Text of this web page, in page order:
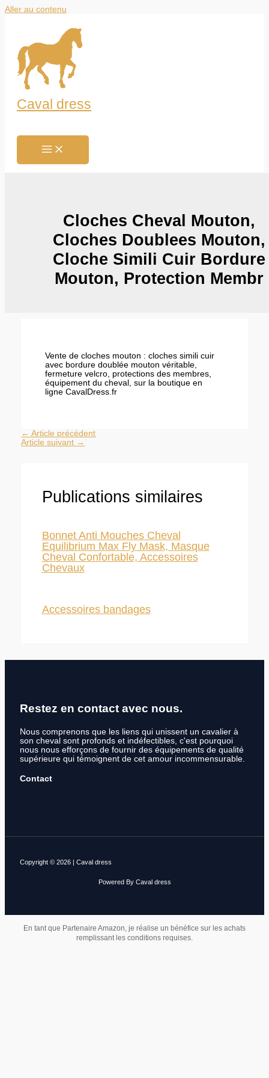
Aller au contenu
Caval dress
Cloches Cheval Mouton,
Cloches Doublees Mouton,
Cloche Simili Cuir Bordure
Mouton, Protection Membr
Vente de cloches mouton : cloches simili cuir
avec bordure doublée mouton véritable,
fermeture velcro, protections des membres,
équipement du cheval, sur la boutique en
ligne CavalDress.fr
← Article précédent
Article suivant →
Publications similaires
Bonnet Anti Mouches Cheval
Equilibrium Max Fly Mask, Masque
Cheval Confortable, Accessoires
Chevaux
Accessoires bandages
Restez en contact avec nous.
Nous comprenons que les liens qui unissent un cavalier à
son cheval sont profonds et indéfectibles, c'est pourquoi
nous nous efforçons de fournir des équipements de qualité
supérieure qui témoignent de cet amour incommensurable.
Contact
Copyright © 2026 | Caval dress
Powered By Caval dress
En tant que Partenaire Amazon, je réalise un bénéfice sur les achats
remplissant les conditions requises.